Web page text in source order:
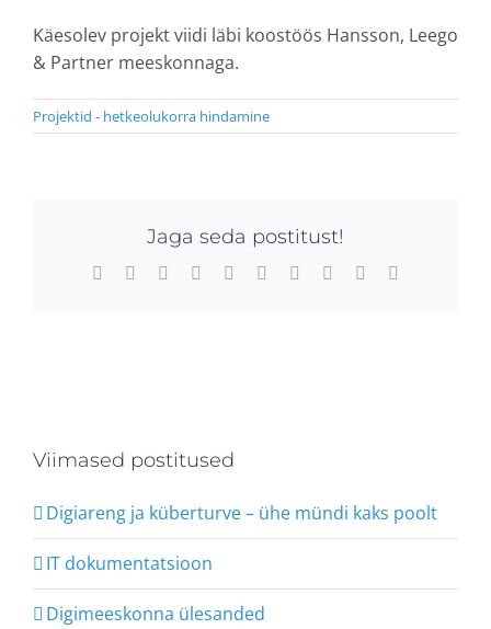
Käesolev projekt viidi läbi koostöös Hansson, Leego
& Partner meeskonnaga.
Projektid - hetkeolukorra hindamine
Jaga seda postitust!
Facebook Reddit LinkedInWhatsApp
TumblrPinterest Xing
Viimased postitused
Digiareng ja küberturve – ühe mündi kaks poolt
IT dokumentatsioon
Digimeeskonna ülesanded